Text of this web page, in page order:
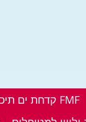
FMF קדחת ים תיכונית